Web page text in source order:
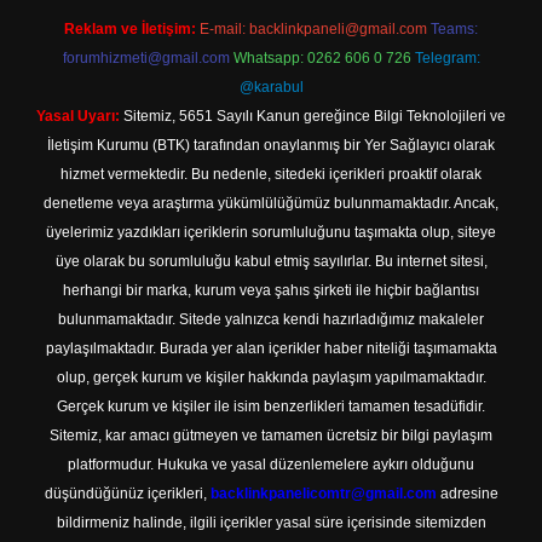
Reklam ve İletişim: E-mail: backlinkpaneli@gmail.com Teams:
forumhizmeti@gmail.com Whatsapp: 0262 606 0 726 Telegram:
@karabul
Yasal Uyarı: Sitemiz, 5651 Sayılı Kanun gereğince Bilgi Teknolojileri ve
İletişim Kurumu (BTK) tarafından onaylanmış bir Yer Sağlayıcı olarak
hizmet vermektedir. Bu nedenle, sitedeki içerikleri proaktif olarak
denetleme veya araştırma yükümlülüğümüz bulunmamaktadır. Ancak,
üyelerimiz yazdıkları içeriklerin sorumluluğunu taşımakta olup, siteye
üye olarak bu sorumluluğu kabul etmiş sayılırlar. Bu internet sitesi,
herhangi bir marka, kurum veya şahıs şirketi ile hiçbir bağlantısı
bulunmamaktadır. Sitede yalnızca kendi hazırladığımız makaleler
paylaşılmaktadır. Burada yer alan içerikler haber niteliği taşımamakta
olup, gerçek kurum ve kişiler hakkında paylaşım yapılmamaktadır.
Gerçek kurum ve kişiler ile isim benzerlikleri tamamen tesadüfidir.
Sitemiz, kar amacı gütmeyen ve tamamen ücretsiz bir bilgi paylaşım
platformudur. Hukuka ve yasal düzenlemelere aykırı olduğunu
düşündüğünüz içerikleri, backlinkpanelicomtr@gmail.com adresine
bildirmeniz halinde, ilgili içerikler yasal süre içerisinde sitemizden